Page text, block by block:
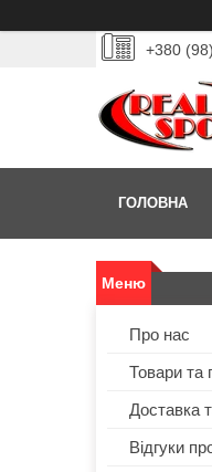
+380
ГОЛОВНА
Про нас
Товари та
Доставка
Відгуки